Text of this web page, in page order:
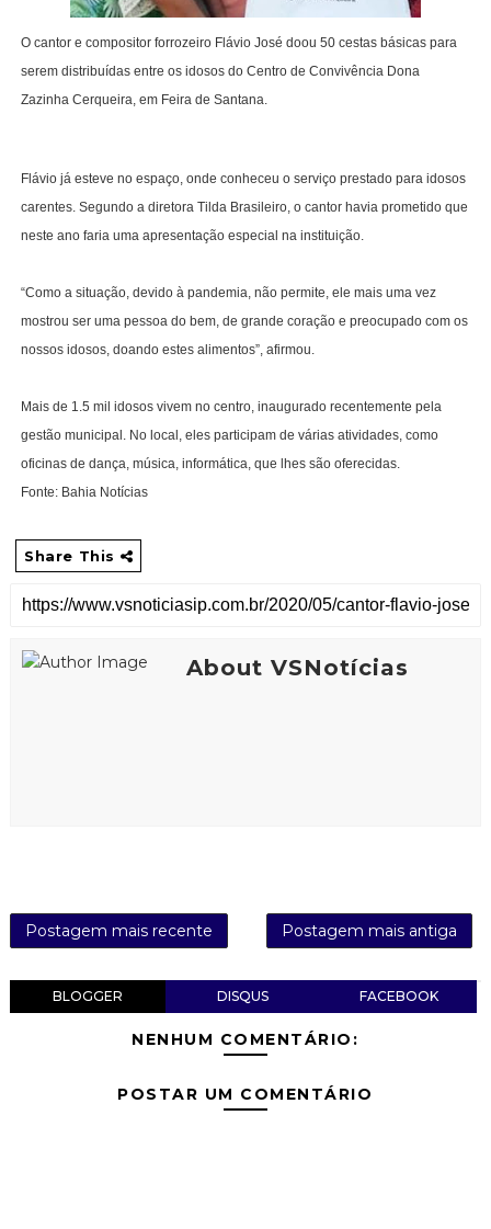
O cantor e compositor forrozeiro Flávio José doou 50 cestas básicas para
serem distribuídas entre os idosos do Centro de Convivência Dona
Zazinha Cerqueira, em Feira de Santana.
Flávio já esteve no espaço, onde conheceu o serviço prestado para idosos
carentes. Segundo a diretora Tilda Brasileiro, o cantor havia prometido que
neste ano faria uma apresentação especial na instituição.
“Como a situação, devido à pandemia, não permite, ele mais uma vez
mostrou ser uma pessoa do bem, de grande coração e preocupado com os
nossos idosos, doando estes alimentos”, afirmou.
Mais de 1.5 mil idosos vivem no centro, inaugurado recentemente pela
gestão municipal. No local, eles participam de várias atividades, como
oficinas de dança, música, informática, que lhes são oferecidas.
Fonte: Bahia Notícias
Share This
About VSNotícias
Postagem mais recente Postagem mais antiga
BLOGGER DISQUS FACEBOOK
NENHUM COMENTÁRIO:
POSTAR UM COMENTÁRIO